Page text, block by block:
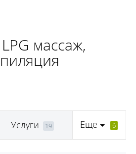
массаж,
Услуги 19 Еще 6